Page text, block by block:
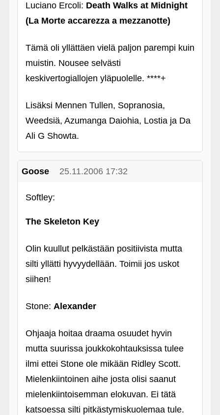
Luciano Ercoli: Death Walks at Midnight
(La Morte accarezza a mezzanotte)
Tämä oli yllättäen vielä paljon parempi kuin
muistin. Nousee selvästi
keskivertogiallojen yläpuolelle. ****+
Lisäksi Mennen Tullen, Sopranosia,
Weedsiä, Azumanga Daiohia, Lostia ja Da
Ali G Showta.
Goose 25.11.2006 17:32
Softley:
The Skeleton Key
Olin kuullut pelkästään positiivista mutta
silti yllätti hyvyydellään. Toimii jos uskot
siihen!
Stone: Alexander
Ohjaaja hoitaa draama osuudet hyvin
mutta suurissa joukkokohtauksissa tulee
ilmi ettei Stone ole mikään Ridley Scott.
Mielenkiintoinen aihe josta olisi saanut
mielenkiintoisemman elokuvan. Ei tätä
katsoessa silti pitkästymiskuolemaa tule.